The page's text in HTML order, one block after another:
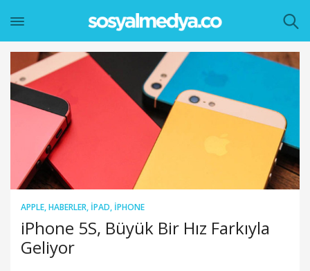
APPLE,HABERLER, IPAD, IPHONE
iPhone 5S, Büyük Bir Hız Farkıyla
Geliyor